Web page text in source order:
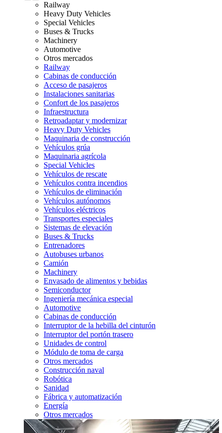
Railway
Heavy Duty Vehicles
Special Vehicles
Buses & Trucks
Machinery
Automotive
Otros mercados
Railway
Cabinas de conducción
Acceso de pasajeros
Instalaciones sanitarias
Confort de los pasajeros
Infraestructura
Retroadaptar y modernizar
Heavy Duty Vehicles
Maquinaria de construcción
Vehículos grúa
Maquinaria agrícola
Special Vehicles
Vehículos de rescate
Vehículos contra incendios
Vehículos de eliminación
Vehículos autónomos
Vehículos eléctricos
Transportes especiales
Sistemas de elevación
Buses & Trucks
Entrenadores
Autobuses urbanos
Camión
Machinery
Envasado de alimentos y bebidas
Semiconductor
Ingeniería mecánica especial
Automotive
Cabinas de conducción
Interruptor de la hebilla del cinturón
Interruptor del portón trasero
Unidades de control
Módulo de toma de carga
Otros mercados
Construcción naval
Robótica
Sanidad
Fábrica y automatización
Energía
Otros mercados